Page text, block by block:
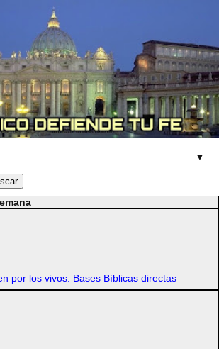
▼
por los vivos. Bases Bíblicas directas